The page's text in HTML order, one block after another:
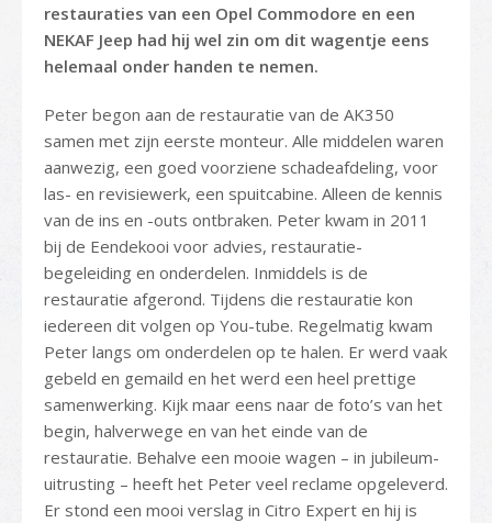
restauraties van een Opel Commodore en een
NEKAF Jeep had hij wel zin om dit wagentje eens
helemaal onder handen te nemen.
Peter begon aan de restauratie van de AK350
samen met zijn eerste monteur. Alle middelen waren
aanwezig, een goed voorziene schadeafdeling, voor
las- en revisiewerk, een spuitcabine. Alleen de kennis
van de ins en -outs ontbraken. Peter kwam in 2011
bij de Eendekooi voor advies, restauratie-
begeleiding en onderdelen. Inmiddels is de
restauratie afgerond. Tijdens die restauratie kon
iedereen dit volgen op You-tube. Regelmatig kwam
Peter langs om onderdelen op te halen. Er werd vaak
gebeld en gemaild en het werd een heel prettige
samenwerking. Kijk maar eens naar de foto’s van het
begin, halverwege en van het einde van de
restauratie. Behalve een mooie wagen – in jubileum-
uitrusting – heeft het Peter veel reclame opgeleverd.
Er stond een mooi verslag in Citro Expert en hij is